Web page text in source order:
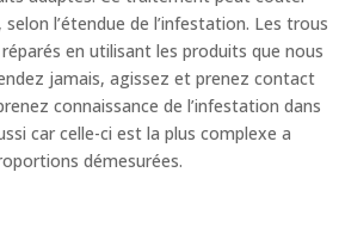
l’étendue de l’infestation. Les trous
en utilisant les produits que nous
jamais, agissez et prenez contact
connaissance de l’infestation dans
car celle-ci est la plus complexe a
démesurées.